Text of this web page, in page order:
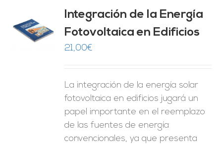
Integración de la Energía
Fotovoltaica en Edificios
21,00€
La integración de la energía solar
fotovoltaica en edificios jugará un
papel importante en el reemplazo
de las fuentes de energía
convencionales, ya que presenta